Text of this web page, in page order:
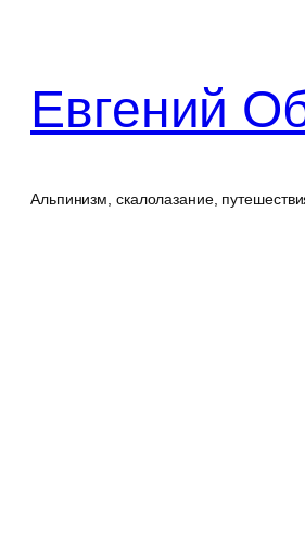
Евгений
Альпинизм, скалолазание,